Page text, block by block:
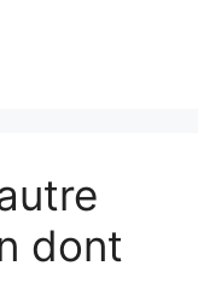
dont